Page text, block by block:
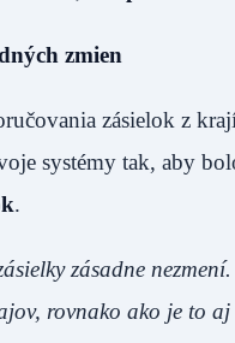
zmien
zásielok z
systémy tak, aby
.
zásadne
rovnako ako je to